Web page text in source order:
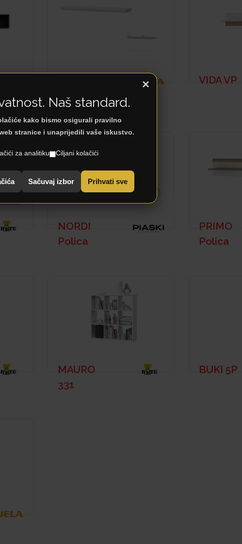
VP
VIDA VP
NORDI
Polica
PRIMO
Polica
MAURO
331
BUKI 5P
×
Naš standard.
kako bismo osigurali pravilno
stranice i unaprijedili vaše iskustvo.
za analitiku Ciljani kolačići
Sačuvaj izbor Prihvati sve